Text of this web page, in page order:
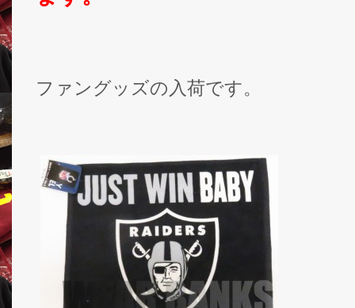
ファングッズの入荷です。